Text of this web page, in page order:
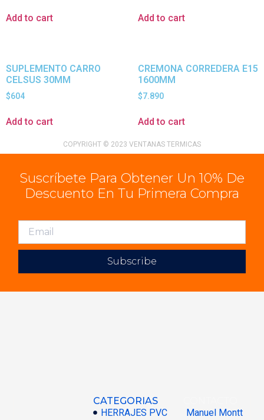
Add to cart Add to cart
SUPLEMENTO CARRO
CELSUS 30MM
$604
Add to cart
CREMONA CORREDERA E15
1600MM
$7.890
Add to cart
COPYRIGHT © 2023 VENTANAS TERMICAS
Suscríbete Para Obtener Un 10% De
Descuento En Tu Primera Compra
Subscribe
CATEGORIAS
HERRAJES PVC
Manuel Montt